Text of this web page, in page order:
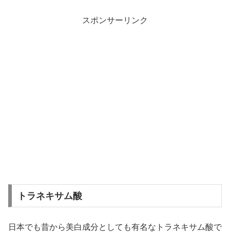
スポンサーリンク
トラネキサム酸
日本でも昔から美白成分としても有名なトラネキサム酸で